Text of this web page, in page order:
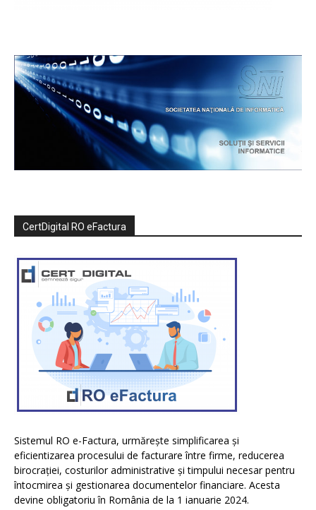
CertDigital RO eFactura
Sistemul RO e-Factura, urmărește simplificarea și
eficientizarea procesului de facturare între firme, reducerea
birocrației, costurilor administrative și timpului necesar pentru
întocmirea și gestionarea documentelor financiare. Acesta
devine obligatoriu în România de la 1 ianuarie 2024.